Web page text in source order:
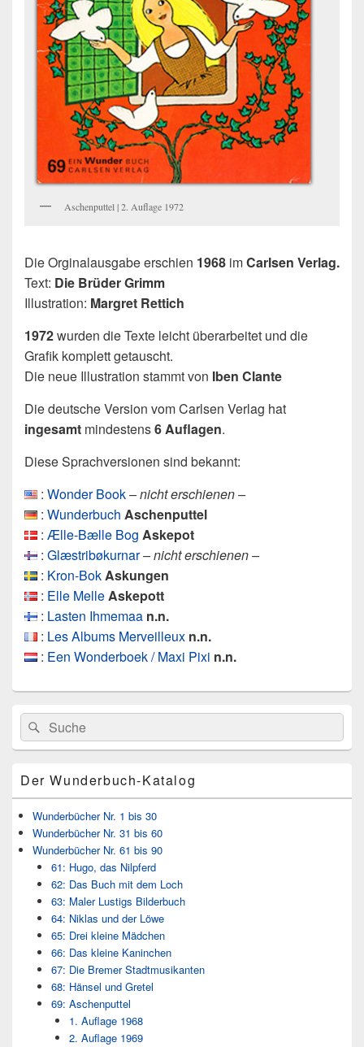
Aschenputtel | 2. Auflage 1972
Die Orginalausgabe erschien 1968 imCarlsen Verlag.
Text: Die Brüder Grimm
Illustration: Margret Rettich
1972wurden die Texte leicht überarbeitet und die
Grafik komplett getauscht.
Die neue Illustration stammt von Iben Clante
Die deutsche Version vom Carlsen Verlag hat
ingesamt mindestens6 Auflagen.
Diese Sprachversionen sind bekannt:
: Wonder Book– nicht erschienen –
: Wunderbuch Aschenputtel
: Ælle-Bælle Bog Askepot
: Glæstribøkurnar– nicht erschienen –
: Kron-BokAskungen
: Elle MelleAskepott
: Lasten Ihmemaa n.n.
: Les Albums Merveilleux n.n.
: Een Wonderboek / Maxi Pixi n.n.
Primärer
Seitenleisten
Widget-
Bereich
Search
for:
Suche
Der Wunderbuch-Katalog
Wunderbücher Nr. 1 bis 30
Wunderbücher Nr. 31 bis 60
Wunderbücher Nr. 61 bis 90
61: Hugo, das Nilpferd
62: Das Buch mit dem Loch
63: Maler Lustigs Bilderbuch
64: Niklas und der Löwe
65: Drei kleine Mädchen
66: Das kleine Kaninchen
67: Die Bremer Stadtmusikanten
68: Hänsel und Gretel
69: Aschenputtel
1. Auflage 1968
2. Auflage 1969